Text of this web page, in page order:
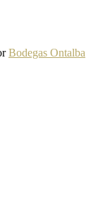
Bodegas Ontalba